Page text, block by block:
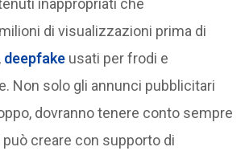
inappropriati che
di visualizzazioni prima di
deepfake usati per frodi e
Non solo gli annunci pubblicitari
dovranno tenere conto sempre
creare con supporto di